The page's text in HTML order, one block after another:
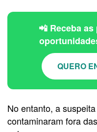
📲 Receba
QUERO
No entanto, a
contaminaram fora